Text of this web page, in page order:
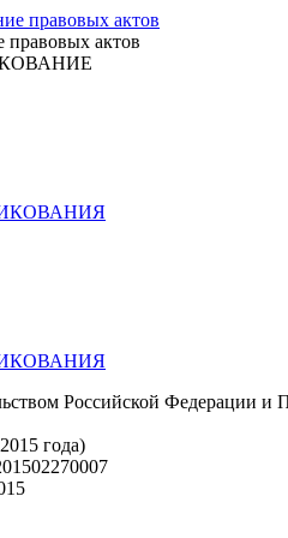
правовых актов
Российской Федерации и
года)